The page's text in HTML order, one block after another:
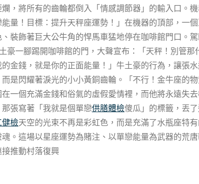
，將所有的齒輪都倒入「情感調節器」的輸入口。
量！目標：提升天秤座運勢！」在機器的頂部，一
裝飾著巨大公牛角的悍馬車猛地停在咖啡館門口。
一腳踢開咖啡館的門，大聲宣布：「天秤！別管
金錢，就是你的正面能量！」牛土豪的行為，讓張
是閃耀著淚光的小小黃銅齒輪。「不行！金牛座的
一個充滿金錢和俗氣的虛假愛情裡，而他將永遠失
張寫著「我就是個單戀供膳體檢傻瓜」的標籤，丟
健檢天空的光束不再是彩虹色，而是充滿了水瓶座特
。這場以星座運勢為賭注、以單戀能量為武器的荒
推動村落復興